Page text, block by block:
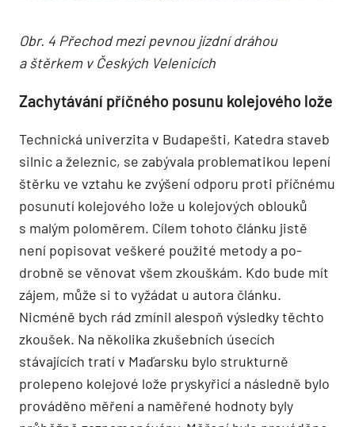
Obr. 4 Přechod mezi pevnou jízdní dráhou
a štěrkem v Českých Velenicích
Zachytávání příčného posunu kolejového lože
Technická univerzita v Budapešti, Katedra staveb
silnic a železnic, se zabývala problematikou lepení
štěrku ve vztahu ke zvýšení odporu proti příčnému
posunutí kolejového lože u kolejových oblouků
s malým poloměrem. Cílem tohoto článku jistě
není popisovat veškeré použité metody a po­
drobně se věnovat všem zkouškám. Kdo bude mít
zájem, může si to vyžádat u autora článku.
Nicméně bych rád zmínil alespoň výsledky těchto
zkoušek. Na několika zkušebních úsecích
stávajících tratí v Maďarsku bylo strukturně
prolepeno kolejové lože pryskyřicí a následně bylo
prováděno měření a naměřené hodnoty byly